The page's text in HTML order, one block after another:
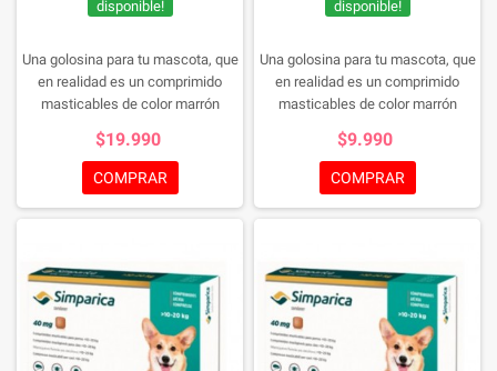
disponible!
Una golosina para tu mascota, que
en realidad es un comprimido
masticables de color marrón
los bordes redondeados para el
tratamiento de las infestaciones
por garrapatas y pulgas y el
tratamiento de la sarna sarcóptica
sencilla.
$19.990
COMPRAR
disponible!
Una golosina para tu mascota, que
en realidad es un comprimido
masticables de color marrón
los bordes redondeados para el
tratamiento de las infestaciones
por garrapatas y pulgas y el
tratamiento de la sarna sarcóptica
sencilla.
$9.990
COMPRAR